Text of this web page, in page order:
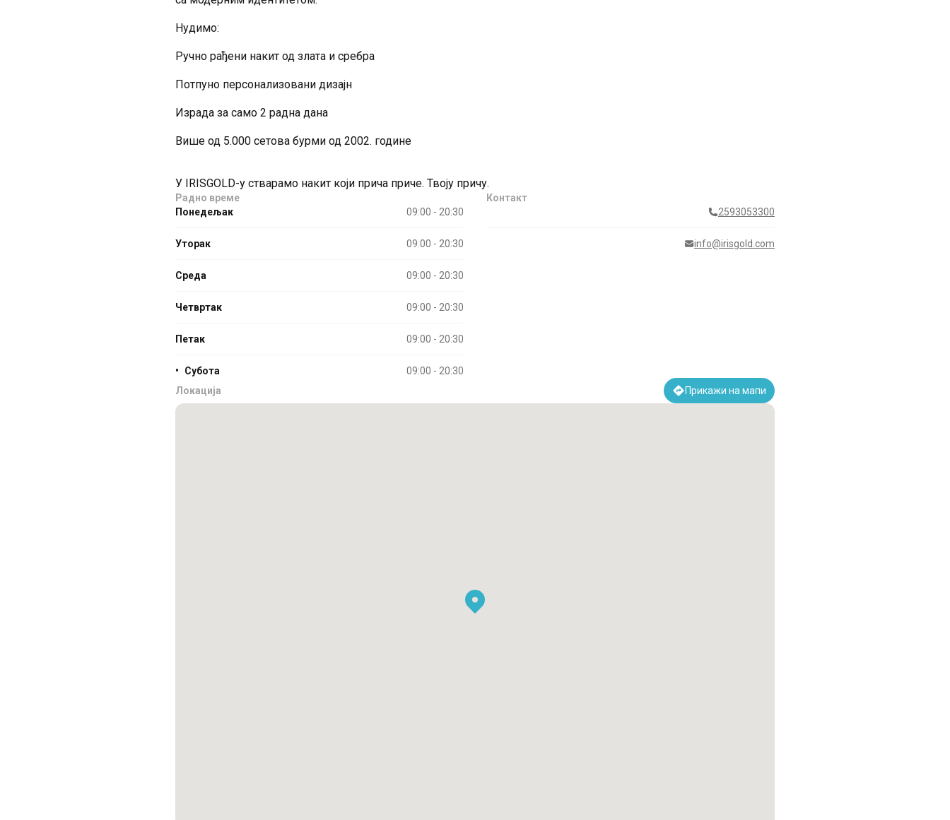
Нудимо:
Ручно рађени накит од злата и сребра
Потпуно персонализовани дизајн
Израда за само 2 радна дана
Више од 5.000 сетова бурми од 2002. године
У IRISGOLD-у стварамо накит који прича приче. Твоју причу.
Радно време
Понедељак
09:00 - 20:30
Уторак 09:00 - 20:30
Среда 09:00 - 20:30
Четвртак 09:00 - 20:30
Петак 09:00 - 20:30
• Субота 09:00 - 20:30
Контакт
2593053300
info@irisgold.com
Локација Прикажи на мапи